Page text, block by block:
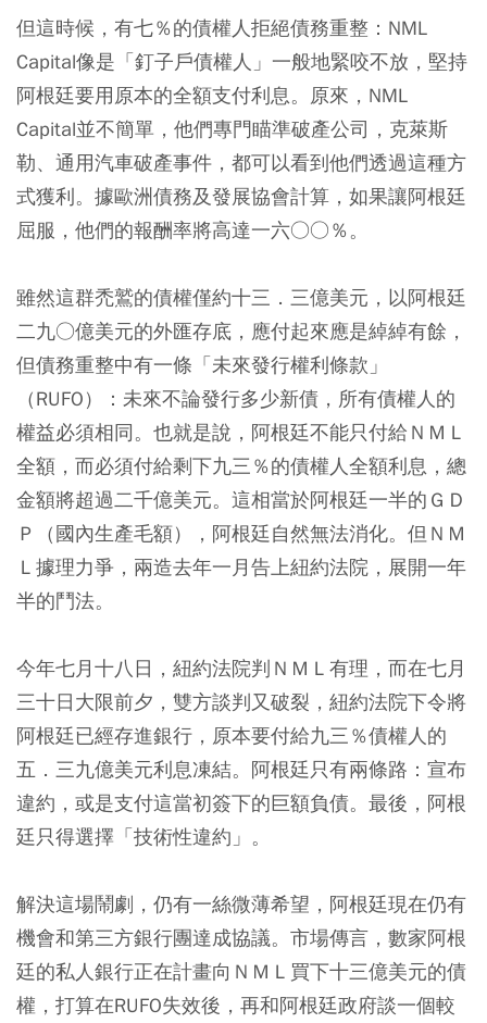
但這時候，有七％的債權人拒絕債務重整：NML
Capital像是「釘子戶債權人」一般地緊咬不放，堅持
阿根廷要用原本的全額支付利息。原來，NML
Capital並不簡單，他們專門瞄準破產公司，克萊斯
勒、通用汽車破產事件，都可以看到他們透過這種方
式獲利。據歐洲債務及發展協會計算，如果讓阿根廷
屈服，他們的報酬率將高達一六○○％。
雖然這群禿鷲的債權僅約十三．三億美元，以阿根廷
二九○億美元的外匯存底，應付起來應是綽綽有餘，
但債務重整中有一條「未來發行權利條款」
（RUFO）：未來不論發行多少新債，所有債權人的
權益必須相同。也就是說，阿根廷不能只付給ＮＭＬ
全額，而必須付給剩下九三％的債權人全額利息，總
金額將超過二千億美元。這相當於阿根廷一半的ＧＤ
Ｐ（國內生產毛額），阿根廷自然無法消化。但ＮＭ
Ｌ據理力爭，兩造去年一月告上紐約法院，展開一年
半的鬥法。
今年七月十八日，紐約法院判ＮＭＬ有理，而在七月
三十日大限前夕，雙方談判又破裂，紐約法院下令將
阿根廷已經存進銀行，原本要付給九三％債權人的
五．三九億美元利息凍結。阿根廷只有兩條路：宣布
違約，或是支付這當初簽下的巨額負債。最後，阿根
廷只得選擇「技術性違約」。
解決這場鬧劇，仍有一絲微薄希望，阿根廷現在仍有
機會和第三方銀行團達成協議。市場傳言，數家阿根
廷的私人銀行正在計畫向ＮＭＬ買下十三億美元的債
權，打算在RUFO失效後，再和阿根廷政府談一個較